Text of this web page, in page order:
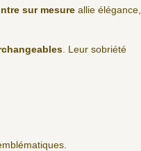
sur mesure allie élégance,
. Leur sobriété